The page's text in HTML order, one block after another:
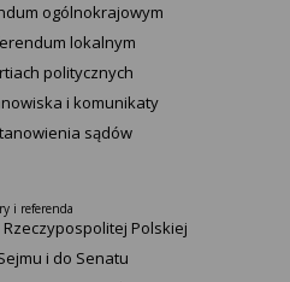
ogólnokrajowym
lokalnym
politycznych
i komunikaty
sądów
i referenda
Polskiej
i do Senatu